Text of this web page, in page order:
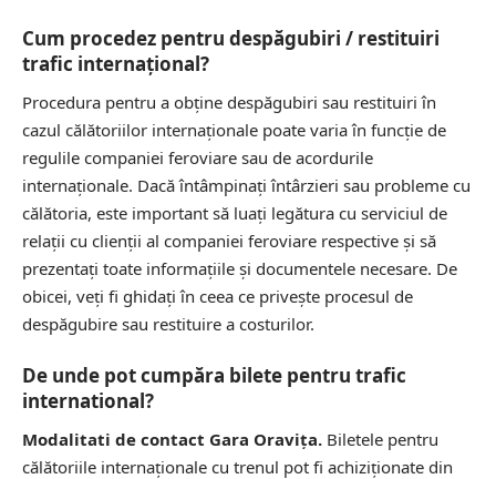
Cum procedez pentru despăgubiri / restituiri
trafic internațional?
Procedura pentru a obține despăgubiri sau restituiri în
cazul călătoriilor internaționale poate varia în funcție de
regulile companiei feroviare sau de acordurile
internaționale. Dacă întâmpinați întârzieri sau probleme cu
călătoria, este important să luați legătura cu serviciul de
relații cu clienții al companiei feroviare respective și să
prezentați toate informațiile și documentele necesare. De
obicei, veți fi ghidați în ceea ce privește procesul de
despăgubire sau restituire a costurilor.
De unde pot cumpăra bilete pentru trafic
international?
Modalitati de contact Gara Oravița. Biletele pentru
călătoriile internaționale cu trenul pot fi achiziționate din